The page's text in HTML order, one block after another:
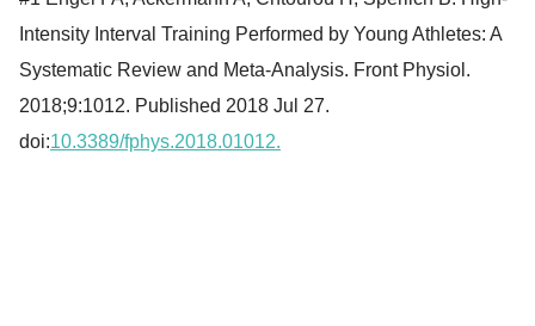
Intensity Interval Training Performed by Young Athletes: A
Systematic Review and Meta-Analysis. Front Physiol.
2018;9:1012. Published 2018 Jul 27.
doi:10.3389/fphys.2018.01012.